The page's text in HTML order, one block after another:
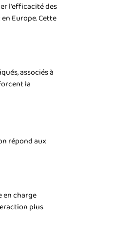
l'efficacité des
Europe. Cette
associés à
la
répond aux
en charge
plus